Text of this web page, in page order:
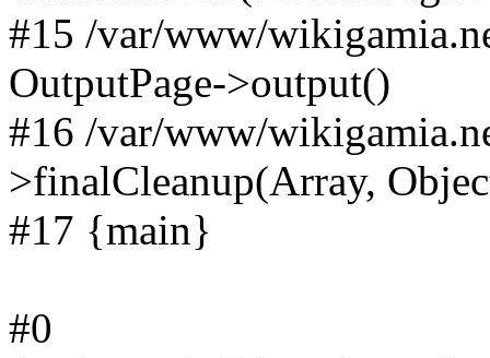
#15 /var/www/
OutputPage->output()
#16 /var/www/
>finalCleanup(Array,
#17 {main}
#0